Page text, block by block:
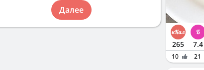
Далее
265 7.4
10 21